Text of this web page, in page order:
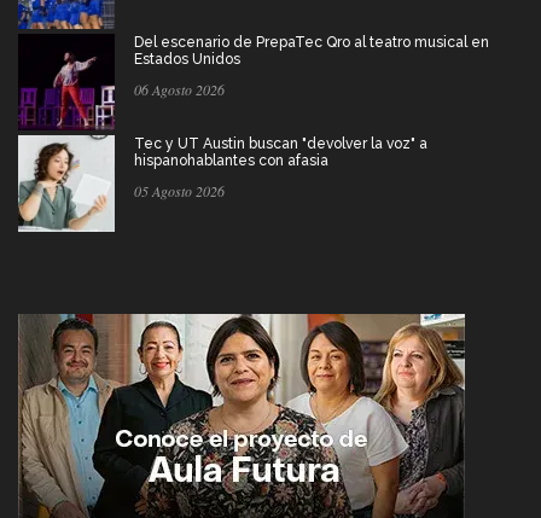
Del escenario de PrepaTec Qro al teatro musical en
Estados Unidos
06 Agosto 2026
Tec y UT Austin buscan "devolver la voz" a
hispanohablantes con afasia
05 Agosto 2026